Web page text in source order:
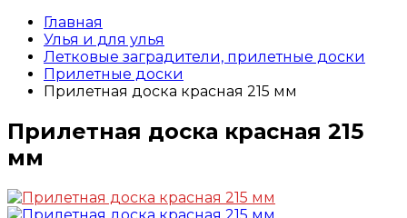
Главная
Улья и для улья
Летковые заградители, прилетные доски
Прилетные доски
Прилетная доска красная 215 мм
Прилетная доска красная 215
мм